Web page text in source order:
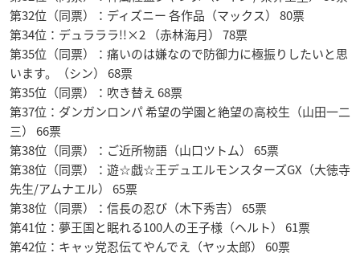
第32位（同票）：ディズニー 各作品（マックス） 80票
第34位：デュラララ!!×2 （赤林海月） 78票
第35位（同票）：痛いのは嫌なので防御力に極振りしたいと思
います。（シン） 68票
第35位（同票）：吹き替え 68票
第37位：ダンガンロンパ 希望の学園と絶望の高校生（山田一二
三） 66票
第38位（同票）：ご近所物語（山口ツトム） 65票
第38位（同票）：遊☆戯☆王デュエルモンスターズGX（大徳寺
先生/アムナエル） 65票
第38位（同票）：信長の忍び（木下秀吉） 65票
第41位：夢王国と眠れる100人の王子様（ヘルト） 61票
第42位：キャッ党忍伝てやんでえ（ヤッ太郎） 60票